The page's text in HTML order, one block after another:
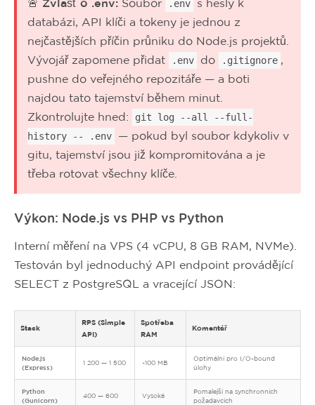
🚨 Zvlášť o .env: Soubor .env
s hesly k
databázi, API klíči a tokeny je jednou z
nejčastějších příčin průniku do Node.js projektů.
Vývojář zapomene přidat
.env do .gitignore ,
pushne do veřejného repozitáře — a boti
najdou tato tajemství během minut.
Zkontrolujte hned:
git log --all --full-
history -- .env
— pokud byl soubor kdykoliv v
gitu, tajemství jsou již kompromitována a je
třeba rotovat všechny klíče.
Výkon: Node.js vs PHP vs Python
Interní měření na VPS (4 vCPU, 8 GB RAM, NVMe).
Testován byl jednoduchý API endpoint provádějící
SELECT z PostgreSQL a vracející JSON:
Stack
RPS (Simple
API)
Spotřeba
RAM
Komentář
Node.js
(Express)
1 200 — 1 500 ~100 MB
Optimální pro I/O-bound
úlohy
Python
(Gunicorn)
400 — 600 Vysoká
Pomalejší na synchronních
požadavcích